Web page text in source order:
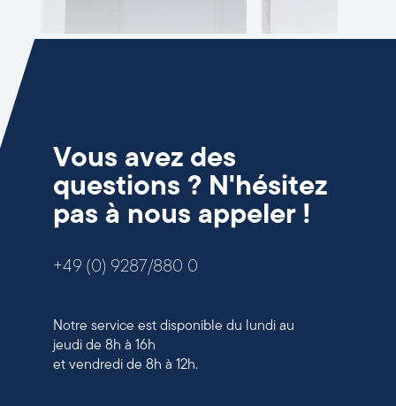
Vous avez des
questions ? N'hésitez
pas à nous appeler !
+49 (0) 9287/880 0
Notre service est disponible du lundi au
jeudi de 8h à 16h
et vendredi de 8h à 12h.